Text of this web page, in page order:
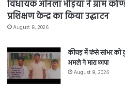
विधायक अनिला भेड़िया ने ग्राम
प्रशिक्षण केन्द्र का किया उद्घाटन
August 8, 2026
कीचड़ में फंसे सांभर को
अमले ने मारा छापा
August 8, 2026